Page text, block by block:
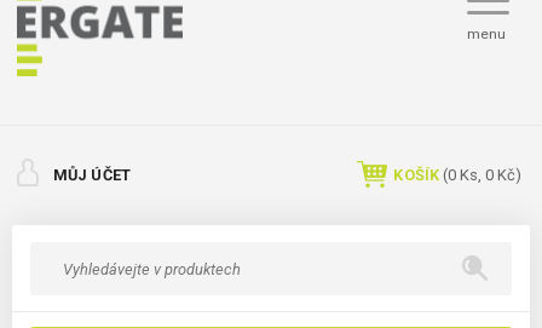
menu
MŮJ ÚČET KOŠÍK (0 Ks, 0 Kč)